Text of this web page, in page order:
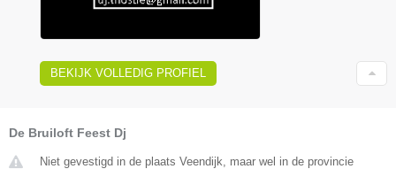
BEKIJK VOLLEDIG PROFIEL
De Bruiloft Feest Dj
Niet gevestigd in de plaats Veendijk, maar wel in de provincie